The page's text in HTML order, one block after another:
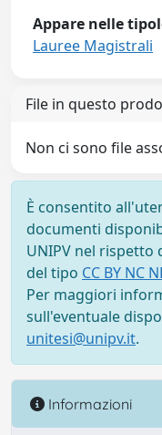
Appare nelle
Lauree Magistrali
File in questo
Non ci sono file
È consentito
documenti
UNIPV nel rispetto
del tipo CC BY NC
Per maggiori
sull'eventuale
unitesi@unipv.it.
Informazioni